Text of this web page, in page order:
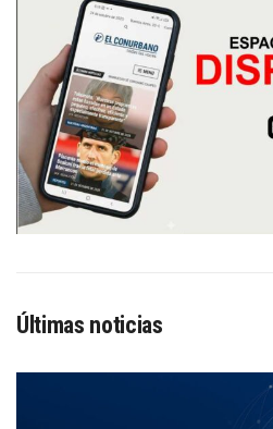
Últimas noticias